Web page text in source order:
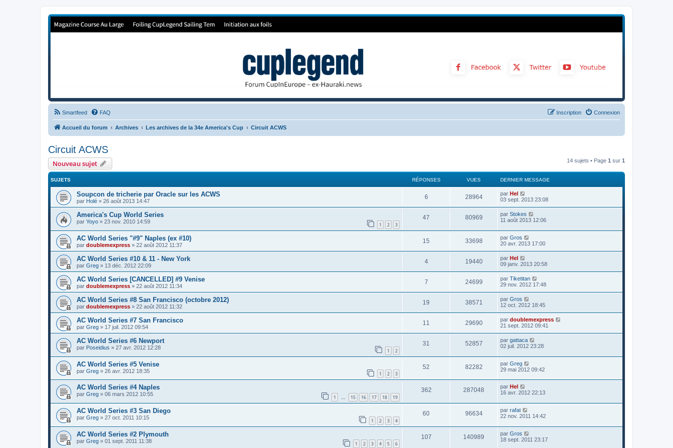
Forum de Cup In Europe
Smartfeed FAQ Connexion
Inscription
Accueil du forum Archives Les archives de la 34e America's Cup Circuit ACWS
Circuit ACWS
Nouveau sujet 14 sujets • Page 1 sur 1
SUJETS RÉPONSES VUES DERNIER MESSAGE
Soupcon de tricherie par Oracle sur les ACWS
par Holé » 26 août 2013 14:47
6 28964 par Hel
03 sept. 2013 23:08
America's Cup World Series
par Yoyo » 23 nov. 2010 14:59 1 2 3
47 80969 par Stokes
11 août 2013 12:06
AC World Series "#9" Naples (ex #10)
par doublemexpress » 22 août 2012 11:37
15 33698 par Gros
20 avr. 2013 17:00
AC World Series #10 & 11 - New York
par Greg » 13 déc. 2012 22:09
4 19440 par Hel
09 janv. 2013 20:58
AC World Series [CANCELLED] #9 Venise
par doublemexpress » 22 août 2012 11:34
7 24699 par Tiketitan
29 nov. 2012 17:48
AC World Series #8 San Francisco (octobre 2012)
par doublemexpress » 22 août 2012 11:32
19 38571 par Gros
12 oct. 2012 18:45
AC World Series #7 San Francisco
par Greg » 17 juil. 2012 09:54
11 29690 par doublemexpress
21 sept. 2012 09:41
AC World Series #6 Newport
par Poseidius » 27 avr. 2012 12:28 1 2
31 52857 par gattaca
02 juil. 2012 23:28
AC World Series #5 Venise
par Greg » 26 avr. 2012 18:35 1 2 3
52 82282 par Greg
29 mai 2012 09:42
AC World Series #4 Naples
par Greg » 06 mars 2012 10:55 1 … 15 16 17 18 19
362 287048 par Hel
16 avr. 2012 22:13
AC World Series #3 San Diego
par Greg » 27 oct. 2011 10:15 1 2 3 4
60 96634 par rafat
22 nov. 2011 14:42
AC World Series #2 Plymouth
par Greg » 01 sept. 2011 11:38 1 2 3 4 5 6
107 140989 par Gros
18 sept. 2011 23:17